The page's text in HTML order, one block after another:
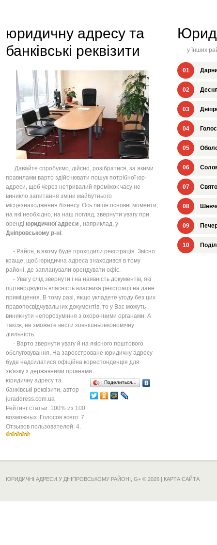
юридичну адресу та
банківські реквізити
Давайте спробуємо, дійсно, розібратися, за якими
правилами варто здійснювати пошук потрібної юр-
адреси, щоб через нетривалий проміжок часу не
виникло запитання зміни майбутнього
місцезнаходження бізнесу. Ось лише основні моменти,
на які необхідно, на наш погляд, звернути увагу при
оренді юридичної адреси , наприклад, у
Дніпровському р-ні:
- Район, в якому буде проходити реєстрація. Звісно
краще, щоб юридична адреса знаходився в тому
районі, де запланували орендувати офіс.
- Увагу слід звернути і на наявність документів, які
підтверджують власність власника реєстрації на дане
приміщення. В тому разі, якщо укладете угоду без цих
правопосвідчувальних документів, то у Вас можуть
виникнути непорозуміння з охоронними органами. А
також, не зможете вести зовнішньоекономічну
діяльність.
- Варто звернути увагу й на якісного поштового
обслуговування. На зареєстроване юридичну адресу
буде надсилатися офіційна кореспонденція для
зв'язку з державними органами.
юридичну адресу та
банківські реквізити, автор —
juraddress.com.ua
Рейтинг статьи: 100% из 100
возможных. Голосов всего: 7.
Отзывов пользователей: 4.
Поделиться…
у їнших
01
02
03
04
05
06
07
08
09
10
ЮРИДИЧНІ АДРЕСИ У ДНІПРОВСЬКОМУ РАЙОНІ, G+ © 2026 | КАРТА САЙТА